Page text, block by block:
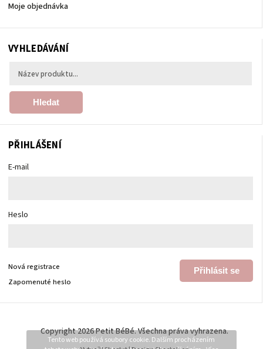
Tento web používá soubory cookie. Dalším procházením
Moje objednávka
VYHLEDÁVÁNÍ
Hledat
PŘIHLÁŠENÍ
E-mail
Heslo
Přihlásit se
Nová registrace
Zapomenuté heslo
Copyright 2026Petit BéBé. Všechna práva vyhrazena.